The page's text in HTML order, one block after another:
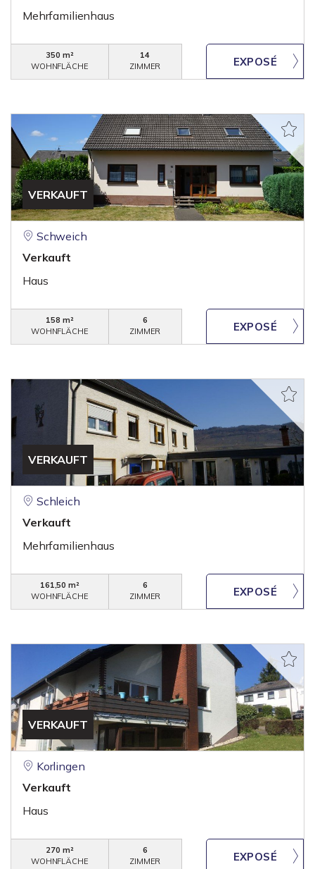
Mehrfamilienhaus
350 m²
WOHNFLÄCHE
14
ZIMMER
VERKAUFT
Schweich
Verkauft
Haus
158 m²
WOHNFLÄCHE
6
ZIMMER
VERKAUFT
Schleich
Verkauft
Mehrfamilienhaus
161,50 m²
WOHNFLÄCHE
6
ZIMMER
VERKAUFT
Korlingen
Verkauft
Haus
270 m²
WOHNFLÄCHE
6
ZIMMER